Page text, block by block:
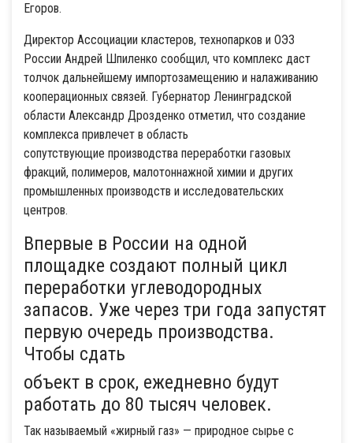
Егоров.
Директор Ассоциации кластеров, технопарков и ОЭЗ
России Андрей Шпиленко сообщил, что комплекс даст
толчок дальнейшему импортозамещению и налаживанию
кооперационных связей. Губернатор Ленинградской
области Александр Дрозденко отметил, что создание
комплекса привлечет в область
сопутствующие производства переработки газовых
фракций, полимеров, малотоннажной химии и других
промышленных производств и исследовательских
центров.
Впервые в России на одной
площадке создают полный цикл
переработки углеводородных
запасов. Уже через три года запустят
первую очередь производства.
Чтобы сдать
объект в срок, ежедневно будут
работать до 80 тысяч человек.
Так называемый «жирный газ» — природное сырье с